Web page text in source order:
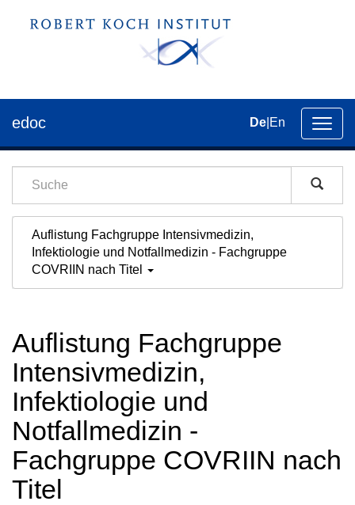
der
edoc De En
Auflistung Fachgruppe Intensivmedizin,
Infektiologie und Notfallmedizin - Fachgruppe
COVRIIN nach Titel
Auflistung Fachgruppe
Intensivmedizin,
Infektiologie und
Notfallmedizin -
Fachgruppe COVRIIN nach
Titel